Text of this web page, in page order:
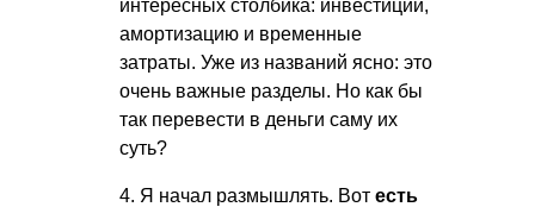
интересных столбика: инвестиции,
амортизацию и временные
затраты. Уже из названий ясно: это
очень важные разделы. Но как бы
так перевести в деньги саму их
суть?
4. Я начал размышлять. Вот есть